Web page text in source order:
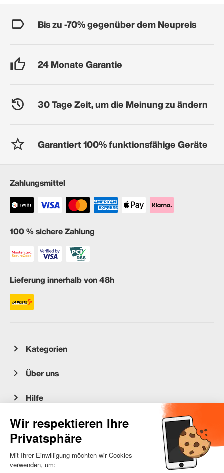
Bis zu -70% gegenüber dem Neupreis
24 Monate Garantie
30 Tage Zeit, um die Meinung zu ändern
Garantiert 100% funktionsfähige Geräte
Zahlungsmittel
100 % sichere Zahlung
Lieferung innerhalb von 48h
Kategorien
Über uns
Hilfe
Kundenservice
occasion.migros.mobile@recommerce.com
Montag-Freitag 08:00-17:00